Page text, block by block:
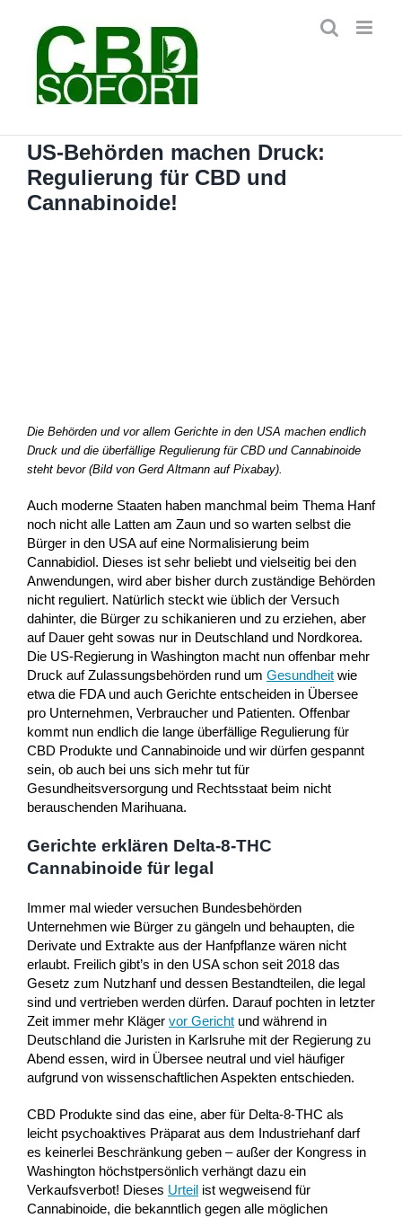
springen
US-Behörden machen Druck:
Regulierung für CBD und
Cannabinoide!
Die Behörden und vor allem Gerichte in den USA machen endlich
Druck und die überfällige Regulierung für CBD und Cannabinoide
steht bevor (Bild von Gerd Altmann auf Pixabay).
Auch moderne Staaten haben manchmal beim Thema Hanf
noch nicht alle Latten am Zaun und so warten selbst die
Bürger in den USA auf eine Normalisierung beim
Cannabidiol. Dieses ist sehr beliebt und vielseitig bei den
Anwendungen, wird aber bisher durch zuständige Behörden
nicht reguliert. Natürlich steckt wie üblich der Versuch
dahinter, die Bürger zu schikanieren und zu erziehen, aber
auf Dauer geht sowas nur in Deutschland und Nordkorea.
Die US-Regierung in Washington macht nun offenbar mehr
Druck auf Zulassungsbehörden rund um Gesundheit wie
etwa die FDA und auch Gerichte entscheiden in Übersee
pro Unternehmen, Verbraucher und Patienten. Offenbar
kommt nun endlich die lange überfällige Regulierung für
CBD Produkte und Cannabinoide und wir dürfen gespannt
sein, ob auch bei uns sich mehr tut für
Gesundheitsversorgung und Rechtsstaat beim nicht
berauschenden Marihuana.
Gerichte erklären Delta-8-THC
Cannabinoide für legal
Immer mal wieder versuchen Bundesbehörden
Unternehmen wie Bürger zu gängeln und behaupten, die
Derivate und Extrakte aus der Hanfpflanze wären nicht
erlaubt. Freilich gibt’s in den USA schon seit 2018 das
Gesetz zum Nutzhanf und dessen Bestandteilen, die legal
sind und vertrieben werden dürfen. Darauf pochten in letzter
Zeit immer mehr Kläger vor Gericht und während in
Deutschland die Juristen in Karlsruhe mit der Regierung zu
Abend essen, wird in Übersee neutral und viel häufiger
aufgrund von wissenschaftlichen Aspekten entschieden.
CBD Produkte sind das eine, aber für Delta-8-THC als
leicht psychoaktives Präparat aus dem Industriehanf darf
es keinerlei Beschränkung geben – außer der Kongress in
Washington höchstpersönlich verhängt dazu ein
Verkaufsverbot! Dieses Urteil ist wegweisend für
Cannabinoide, die bekanntlich gegen alle möglichen